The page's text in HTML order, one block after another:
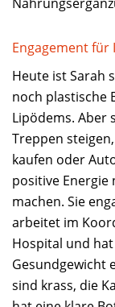
Engagement für
Heute ist Sarah
noch plastische
Lipödems. Aber
Treppen
kaufen oder
positive Energie
machen. Sie
arbeitet im
Hospital und
Gesundgewicht
sind krass, die